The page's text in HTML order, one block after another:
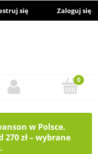
się Zaloguj się
w Polsce.
zł – wybrane